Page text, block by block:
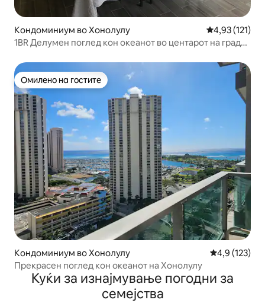
Кондоминиум во Хонолулу Просечна
4,93 (121)
1BR Делумен поглед кон океанот во центарот на градот
Омилено на гостите
Омилено на гостите
Кондоминиум во Хонолулу Просечна
4,9 (123)
Прекрасен поглед кон океанот на Хонолулу
Куќи за изнајмување погодни за
семејства